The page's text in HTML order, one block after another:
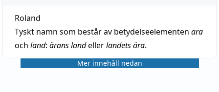
Roland
Tyskt namn som består av betydelseelementen ära
och land: ärans landellerlandets ära.
Mer innehåll nedan